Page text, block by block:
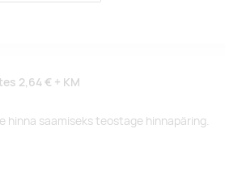
2,64 € + KM
hinna saamiseks teostage hinnapäring.